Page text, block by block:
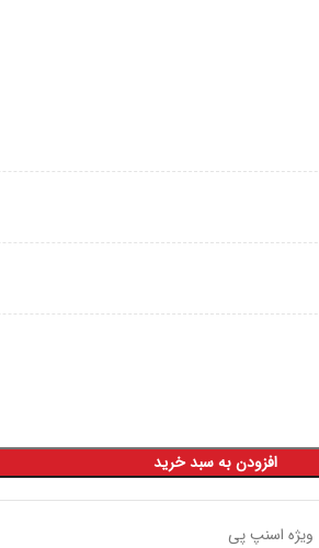
افزودن به سبد خرید
ویژه اسنپ پی